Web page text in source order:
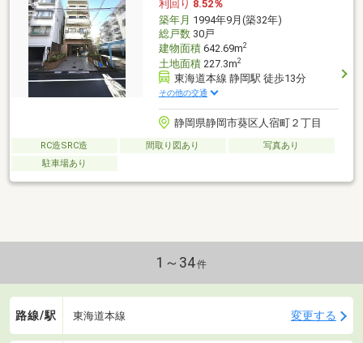
利回り 8.52％
築年月 1994年9月(築32年)
総戸数30戸
建物面積642.69m2
土地面積227.3m2
東海道本線 静岡駅 徒歩13分
その他の交通
静岡県静岡市葵区人宿町２丁目
RC造SRC造 間取り図あり
写真あり
駐車場あり
1～34件
路線/駅 東海道本線 変更する